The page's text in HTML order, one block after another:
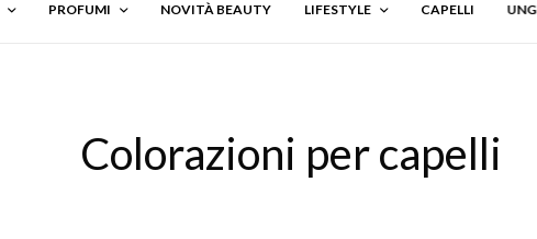
PROFUMI NOVITÀ BEAUTY LIFESTYLE CAPELLI
Colorazioni per capelli